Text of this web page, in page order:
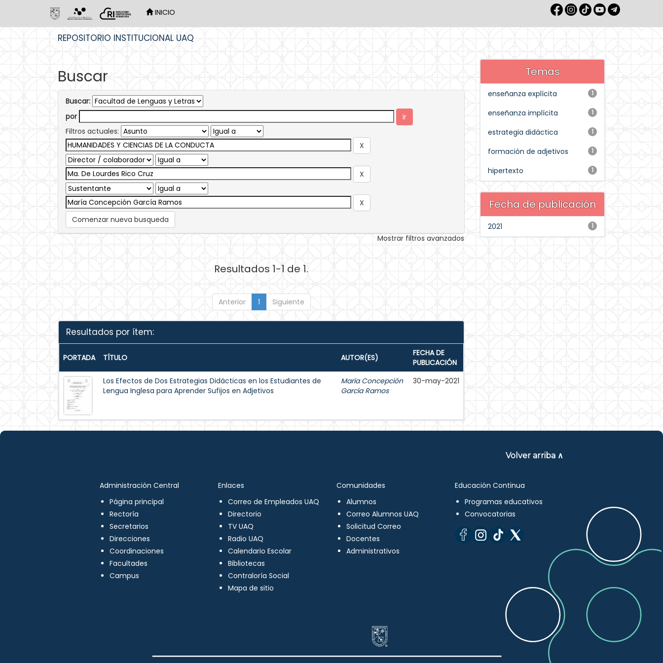
INICIO
REPOSITORIO INSTITUCIONAL UAQ
Buscar
Buscar:
por
Filtros actuales:
Comenzar nueva busqueda
Mostrar filtros avanzados
Resultados 1-1 de 1.
Anterior 1 Siguiente
Resultados por ítem:
PORTADA TÍTULO AUTOR(ES)
FECHA DE
PUBLICACIÓN
Los Efectos de Dos Estrategias Didácticas en los Estudiantes de
Lengua Inglesa para Aprender Sufijos en Adjetivos
María Concepción
García Ramos
30-may-2021
Temas
1
enseñanza explícita
1
enseñanza implícita
1
estrategia didáctica
1
formación de adjetivos
1
hipertexto
Fecha de publicación
1
2021
Volver arriba ∧
Administración Central
Página principal
Rectoría
Secretarios
Direcciones
Coordinaciones
Facultades
Campus
Enlaces
Correo de Empleados UAQ
Directorio
TV UAQ
Radio UAQ
Calendario Escolar
Bibliotecas
Contraloría Social
Mapa de sitio
Comunidades
Alumnos
Correo Alumnos UAQ
Solicitud Correo
Docentes
Administrativos
Educación Continua
Programas educativos
Convocatorias